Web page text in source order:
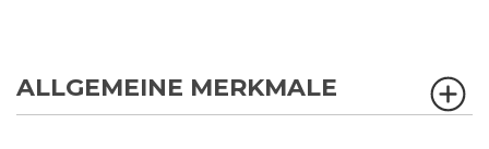
ALLGEMEINE MERKMALE